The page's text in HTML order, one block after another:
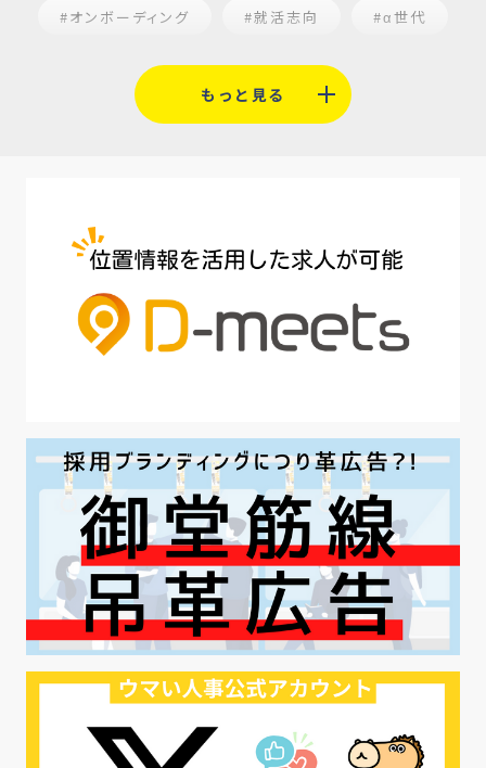
#オンボーディング #就活志向 #α世代
#平均採用単価
#人材定着 #AI面接
#魅力の伝え方 #求職者 #27卒
#採用オウンドメディア #業種別
#採用ピッチ資料 #28卒 #ロールモデル
#第二新卒 #採用の効率化
#AI活用 #職場カルチャーギャップ
#早期退職 #ハラスメント
#ハラスメント対策 #SNS活用
#リクルーター制度 #内定辞退の防止
#歩留まり改善 #採用ナーチャリング
#採用CX #学内セミナー #カジュアル面談
もっと見る